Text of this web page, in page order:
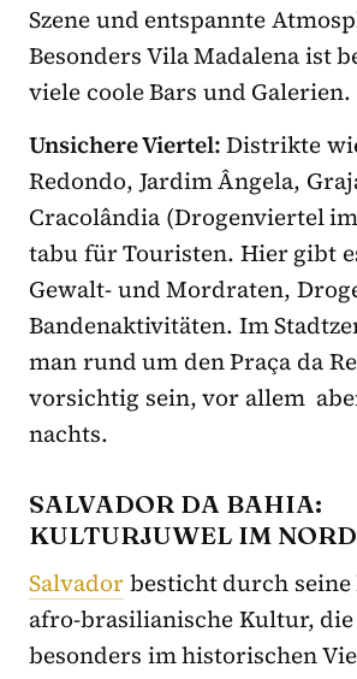
Szene und entspannte
Besonders Vila Madalena ist
viele coole Bars und Galerien.
Unsichere Viertel:Distrikte
Redondo, Jardim Ângela,
Cracolândia (Drogenviertel
tabu für Touristen. Hier gibt
Gewalt- und Mordraten,
Bandenaktivitäten. Im
man rund um den Praça da
vorsichtig sein, vor allem
nachts.
SALVADOR DA BAHIA:
KULTURJUWEL IM
Salvadorbesticht durch seine
afro-brasilianische Kultur,
besonders im historischen